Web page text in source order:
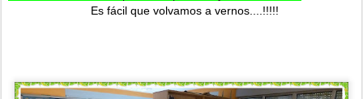
Es fácil que volvamos a vernos....!!!!!